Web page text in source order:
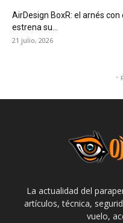
AirDesign BoxR: el arnés con
estrena su...
21 julio, 2026
-
La actualidad del
artículos, técnica,
vuelo,